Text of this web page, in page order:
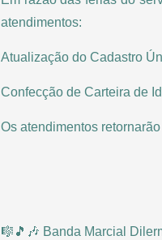
atendimentos:
Atualização do Cadastro
Confecção de Carteira de
Os atendimentos
🎼🎵🎶 Banda Marcial